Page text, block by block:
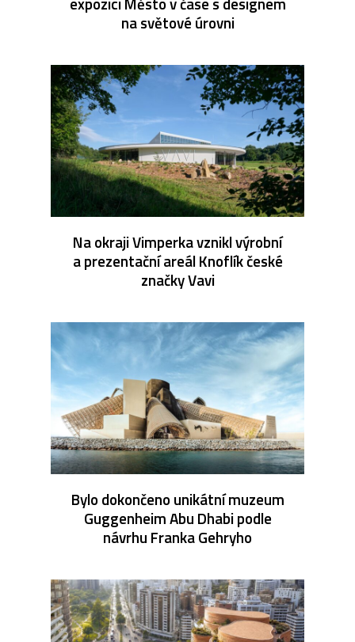
na světové úrovni
Na okraji Vimperka vznikl výrobní
a prezentační areál Knoflík české
značky Vavi
Bylo dokončeno unikátní muzeum
Guggenheim Abu Dhabi podle
návrhu Franka Gehryho